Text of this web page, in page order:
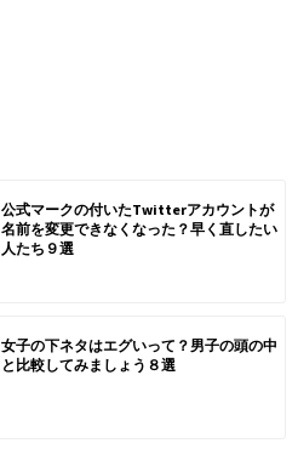
公式マークの付いたTwitterアカウントが
名前を変更できなくなった？早く直したい
人たち９選
女子の下ネタはエグいって？男子の頭の中
と比較してみましょう８選